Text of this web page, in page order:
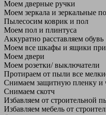
Моем дверные ручки
Моем зеркала и зеркальные
Пылесосим коврик и пол
Моем пол и плинтуса
Аккуратно расставляем обувь
Моем все шкафы и ящики при
Моем двери
Моем розетки/ выключатели
Протираем от пыли все
Снимаем защитную пленку и
Снимаем скотч
Избавляем от строительной
Избавляем мебель от